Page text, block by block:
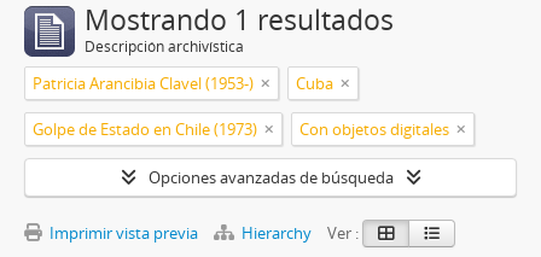
Mostrando 1 resultados
Descripción archivística
Patricia Arancibia Clavel (1953-) Cuba
Golpe de Estado en Chile (1973) Con objetos digitales
Opciones avanzadas de búsqueda
Imprimir vista previa Hierarchy
Ver :